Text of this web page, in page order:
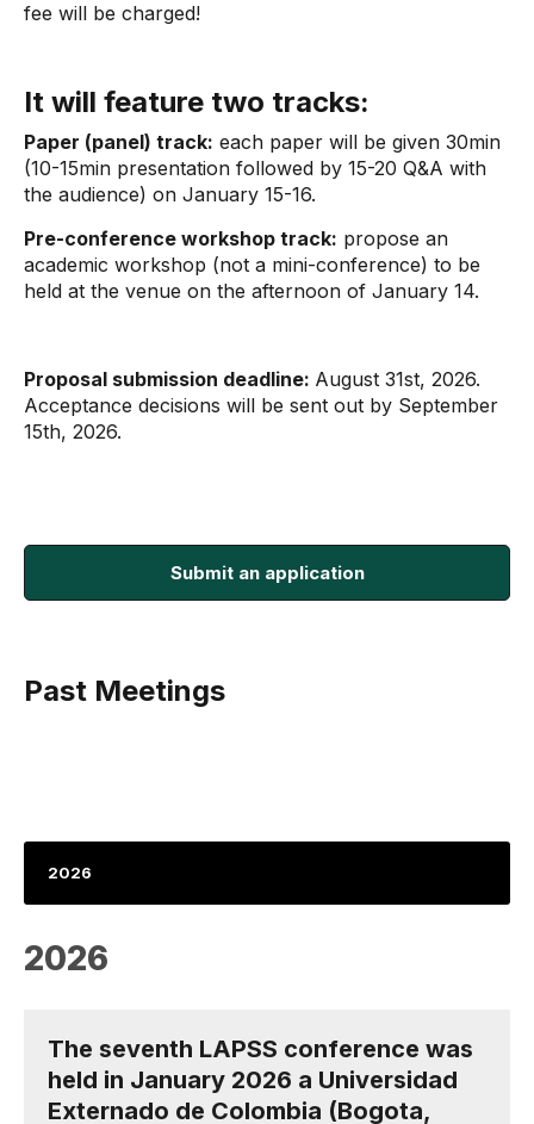
fee will be charged!
It will feature two tracks:
Paper (panel) track: each paper will be given 30min
(10-15min presentation followed by 15-20 Q&A with
the audience) on January 15-16.
Pre-conference workshop track: propose an
academic workshop (not a mini-conference) to be
held at the venue on the afternoon of January 14.
Proposal submission deadline: August 31st, 2026.
Acceptance decisions will be sent out by September
15th, 2026.
Submit an​​ applicatio​n
Past Meetings
2026
2026
The seventh LAPSS conference was
held in January 2026 a Universidad
Externado de Colombia (Bogota,